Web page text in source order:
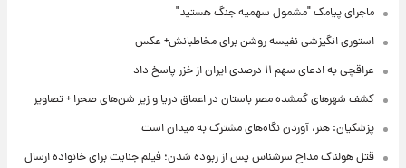
ماجرای پیامک "مشمول سهمیه جنگ هستید"
استوری انگیزشی نفیسه روشن برای مخاطبانش+ عکس
عراقچی به ادعای سهم ۱۱ درصدی ایران از خزر پاسخ داد
کشف شهرهای گمشده مصر باستان در اعماق دریا و زیر شن‌های صحرا + تصاویر
پزشکیان: هنر، آوردن نگاه‌های مشترک به میدان است
قتل هولناک مداح سرشناس پس از ربوده شدن؛ فیلم جنایت برای خانواده ارسال